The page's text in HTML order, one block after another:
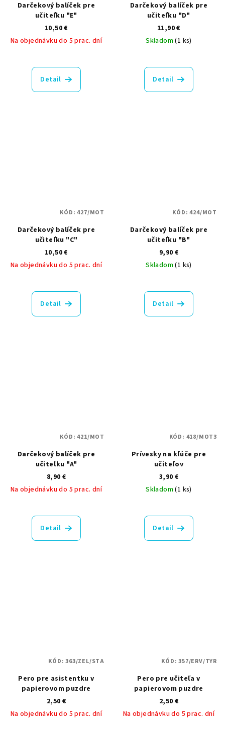
Darčekový balíček pre
učiteľku "E"
10,50 €
Na objednávku do 5 prac. dní
Detail
Darčekový balíček pre
učiteľku "D"
11,90 €
Skladom(1 ks)
hodnotenie
produktu
Detail
Darčekový balíček pre
učiteľku "C"
10,50 €
Na objednávku do 5 prac. dní
Detail
KÓD:427/MOT
Darčekový balíček pre
učiteľku "B"
9,90 €
Skladom(1 ks)
Detail
KÓD:424/MOT
Darčekový balíček pre
učiteľku "A"
8,90 €
Na objednávku do 5 prac. dní
Detail
KÓD:421/MOT
Prívesky na kľúče pre
učiteľov
3,90 €
Skladom(1 ks)
hodnotenie
produktu
Detail
KÓD: 418/MOT3
Pero pre asistentku v
papierovom puzdre
2,50 €
Na objednávku do 5 prac. dní
KÓD:363/ZEL/STA
Pero pre učiteľa v
papierovom puzdre
2,50 €
Na objednávku do 5 prac. dní
KÓD:357/ERV/TYR